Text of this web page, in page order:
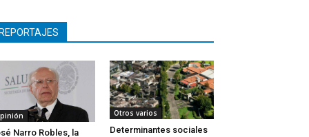
Narro Robles, la
Otros varios
Determinantes sociales